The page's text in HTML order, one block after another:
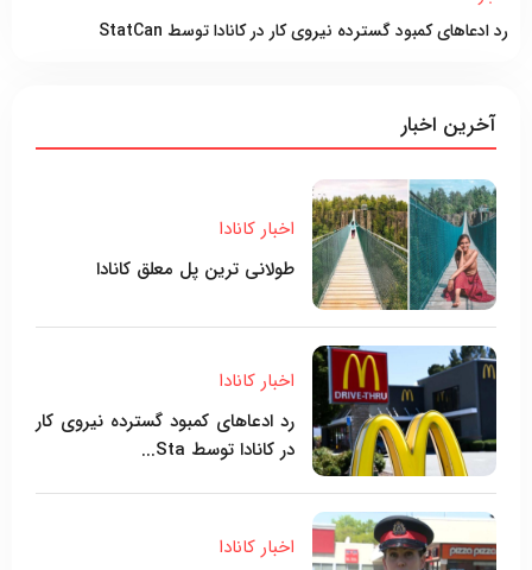
رد ادعاهای کمبود گسترده نیروی کار در کانادا توسط StatCan
آخرین اخبار
اخبار کانادا
طولانی ترین پل معلق کانادا
اخبار کانادا
رد ادعاهای کمبود گسترده نیروی کار
در کانادا توسط Sta...
اخبار کانادا